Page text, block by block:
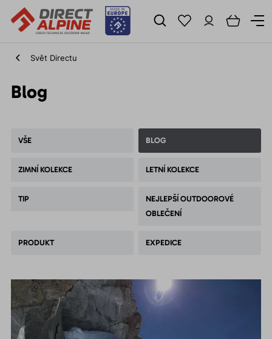
Svět Directu
Blog
VŠE BLOG
ZIMNÍ KOLEKCE LETNÍ KOLEKCE
TIP
NEJLEPŠÍ OUTDOOROVÉ
OBLEČENÍ
PRODUKT EXPEDICE